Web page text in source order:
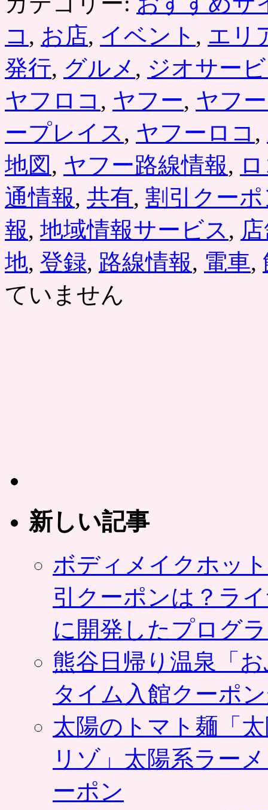
コ , お店, イベント , エリ
発行, グルメ , ジオサー
ヤフロコ , ヤフー, ヤフ
ープレイス, ヤフーロコ ,
地図, ヤフー路線情報,
通情報, 共有, 割引クー
報, 地域情報サービス,
地, 登録, 路線情報, 電車,
ていません
新しい記事
ボディメイクホッ
引クーポンは？ラ
に開発したプログ
熊谷日帰り温泉「
タイム入館クーポ
太陽のトマト麺「
リゾ」太陽系ラー
ーポン